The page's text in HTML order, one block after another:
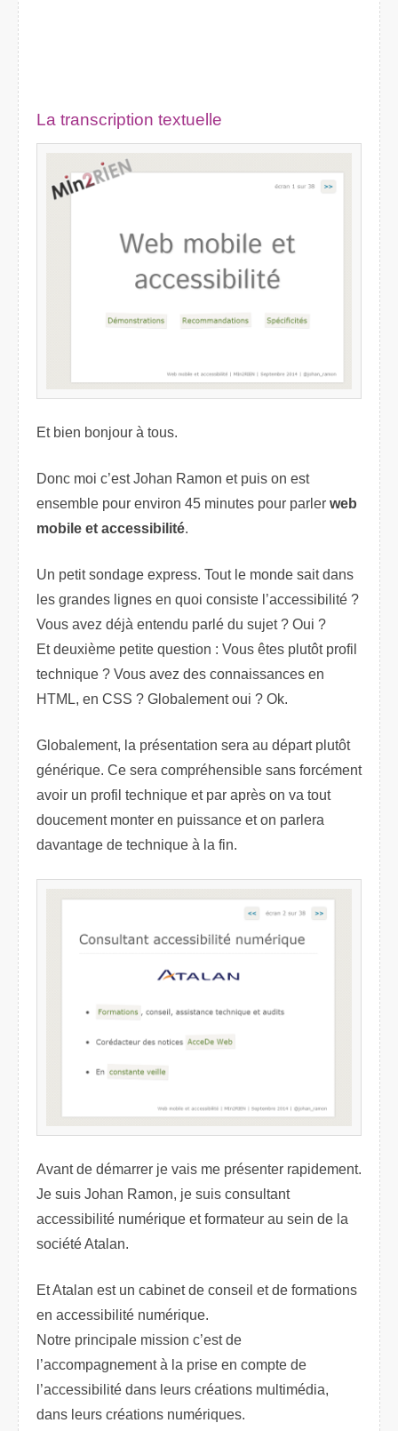
La transcription textuelle
Et bien bonjour à tous.
Donc moi c’est Johan Ramon et puis on est
ensemble pour environ 45 minutes pour parler web
mobile et accessibilité.
Un petit sondage express. Tout le monde sait dans
les grandes lignes en quoi consiste l’accessibilité ?
Vous avez déjà entendu parlé du sujet ? Oui ?
Et deuxième petite question : Vous êtes plutôt profil
technique ? Vous avez des connaissances en
HTML, en CSS ? Globalement oui ? Ok.
Globalement, la présentation sera au départ plutôt
générique. Ce sera compréhensible sans forcément
avoir un profil technique et par après on va tout
doucement monter en puissance et on parlera
davantage de technique à la fin.
Avant de démarrer je vais me présenter rapidement.
Je suis Johan Ramon, je suis consultant
accessibilité numérique et formateur au sein de la
société Atalan.
Et Atalan est un cabinet de conseil et de formations
en accessibilité numérique.
Notre principale mission c’est de
l’accompagnement à la prise en compte de
l’accessibilité dans leurs créations multimédia,
dans leurs créations numériques.